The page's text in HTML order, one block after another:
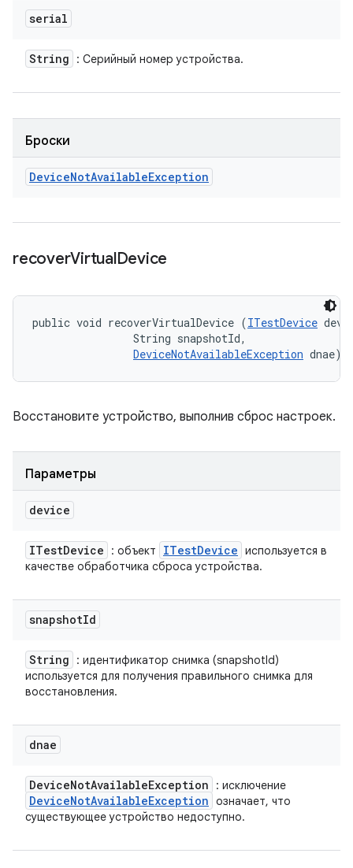
serial
String : Серийный номер устройства.
Броски
DeviceNotAvailableException
recoverVirtualDevice
public void recoverVirtualDevice (ITestDevice
                String snapshotId,
DeviceNotAvailableException dnae)
Восстановите устройство, выполнив сброс настроек.
Параметры
device
ITestDevice : объект ITestDevice используется в
качестве обработчика сброса устройства.
snapshotId
String
: идентификатор снимка (snapshotId)
используется для получения правильного снимка для
восстановления.
dnae
DeviceNotAvailableException : исключение
DeviceNotAvailableException означает, что
существующее устройство недоступно.